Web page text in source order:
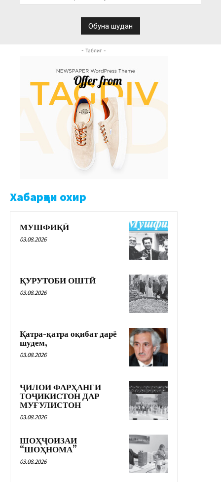
- Таблиғ -
Хабарҳои охир
МУШФИҚӢ
03.08.2026
ҚУРУТОБИ ОШТӢ
03.08.2026
Қатра-қатра оқибат дарё
шудем,
03.08.2026
ҶИЛОИ ФАРҲАНГИ
ТОҶИКИСТОН ДАР
МУҒУЛИСТОН
03.08.2026
ШОҲҶОИЗАИ
“ШОҲНОМА”
03.08.2026